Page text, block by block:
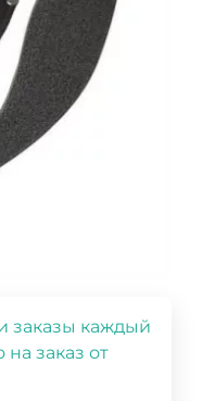
заказы каждый
заказ от